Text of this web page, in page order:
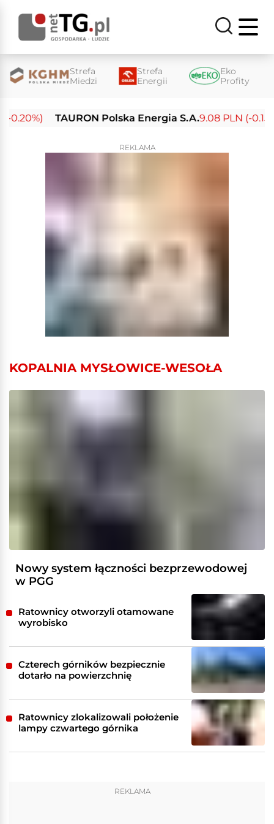
Strefa
Miedzi
Strefa
Energii
Eko
Profity
TAURON Polska Energia S.A.9.08 PLN (-0.15%)
REKLAMA
KOPALNIA MYSŁOWICE-WESOŁA
Nowy system łączności bezprzewodowej
w PGG
Ratownicy otworzyli otamowane
wyrobisko
Czterech górników bezpiecznie
dotarło na powierzchnię
Ratownicy zlokalizowali położenie
lampy czwartego górnika
REKLAMA